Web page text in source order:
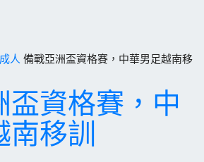
人 備戰亞洲盃資格賽，中華男足越南移
盃資格賽，中
移訓